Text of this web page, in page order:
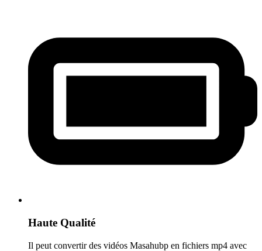
Haute Qualité
Il peut convertir des vidéos Masahubp en fichiers mp4 avec